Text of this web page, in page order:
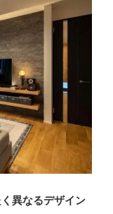
異なるデザイン